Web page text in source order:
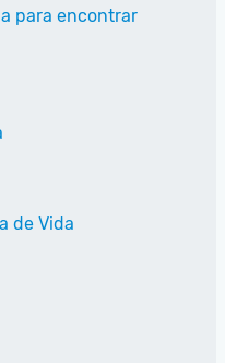
para encontrar
de Vida